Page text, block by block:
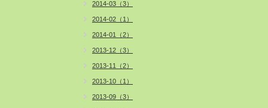
2014-03（3）
2014-02（1）
2014-01（2）
2013-12（3）
2013-11（2）
2013-10（1）
2013-09（3）